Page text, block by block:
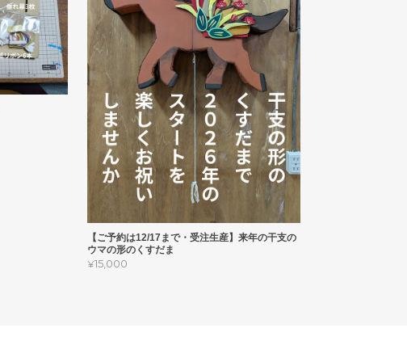
【ご予約は12/17まで・受注生産】来年の干支の
ウマの形のくすだま
¥15,000